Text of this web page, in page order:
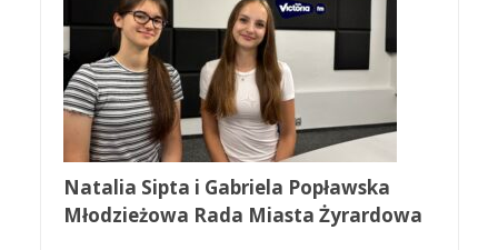
Natalia Sipta i Gabriela Popławska
Młodzieżowa Rada Miasta Żyrardowa